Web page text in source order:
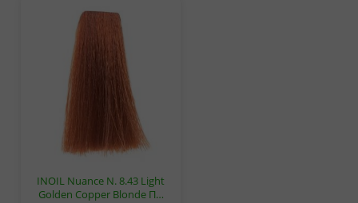
INOIL Nuance N. 8.43 Light
Golden Copper Blonde П…